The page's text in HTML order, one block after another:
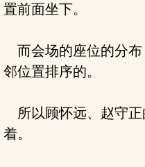
置前面坐下。
而会场的座位的分布
邻位置排序的。
所以顾怀远、赵守正
着。